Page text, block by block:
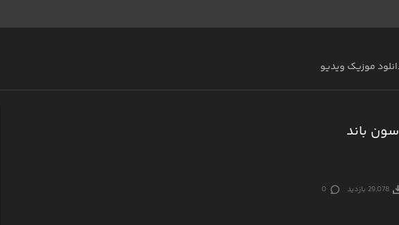
موزیک ویدیو
باند
29,078 بازدید 0